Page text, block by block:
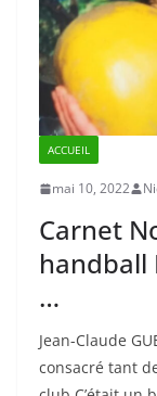
ACCUEIL
mai 10, 2022
Carnet
handball
…
Jean-Claude
consacré tant